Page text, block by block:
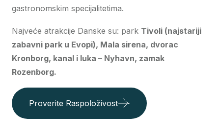
gastronomskim specijalitetima.
Najveće atrakcije Danske su: park Tivoli (najstariji
zabavni park u Evopi), Mala sirena, dvorac
Kronborg, kanal i luka – Nyhavn, zamak
Rozenborg.
Proverite Raspoloživost